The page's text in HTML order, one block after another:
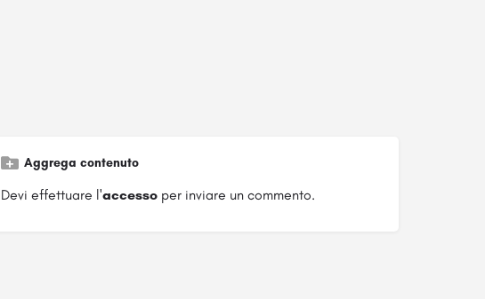
Aggrega contenuto
Devi effettuare l'accessoper inviare un commento.